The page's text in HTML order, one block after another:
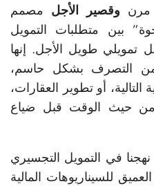
مرن وقصير الأجل مصمم
بين متطلبات التمويل
تمويلي طويل الأجل. إنها
من التصرف بشكل حاسم،
أو تطوير العقارات،
حيث الوقت قبل ضياع
في التمويل التجسيري
للسيناريوهات المالية